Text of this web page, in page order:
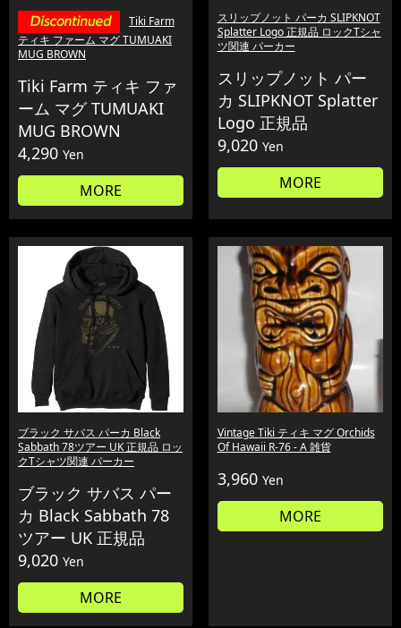
Tiki Farm
ティキ ファーム マグ TUMUAKI
MUG BROWN
Tiki Farm ティキ ファ
ーム マグ TUMUAKI
MUG BROWN
4,290 Yen
MORE
スリップノット パーカ SLIPKNOT
Splatter Logo 正規品 ロックTシャ
ツ関連 パーカー
スリップノット パー
カ SLIPKNOT Splatter
Logo 正規品
9,020 Yen
MORE
ブラック サバス パーカ Black
Sabbath 78ツアー UK 正規品 ロッ
クTシャツ関連 パーカー
ブラック サバス パー
カ Black Sabbath 78
ツアー UK 正規品
9,020 Yen
MORE
Vintage Tiki ティキ マグ Orchids
Of Hawaii R-76 - A 雑貨
3,960 Yen
MORE